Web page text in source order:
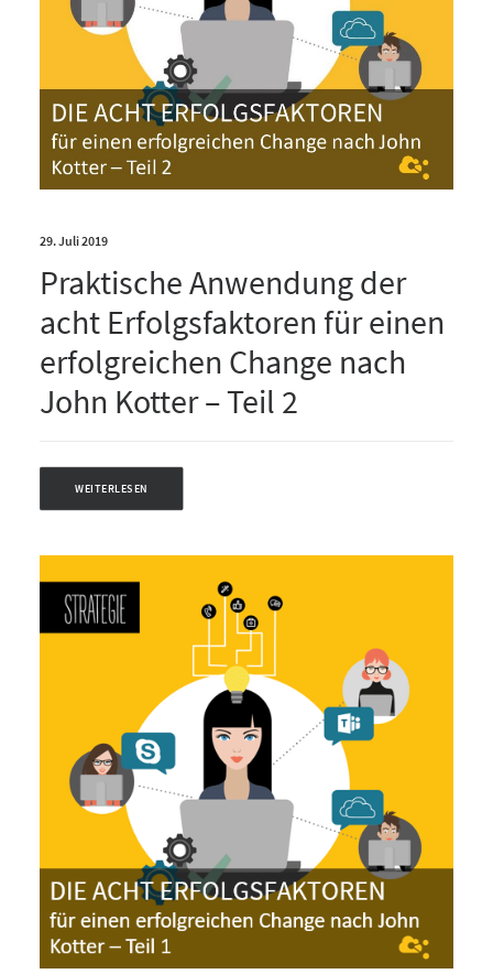
29. Juli 2019
Praktische Anwendung der
acht Erfolgsfaktoren für einen
erfolgreichen Change nach
John Kotter – Teil 2
WEITERLESEN